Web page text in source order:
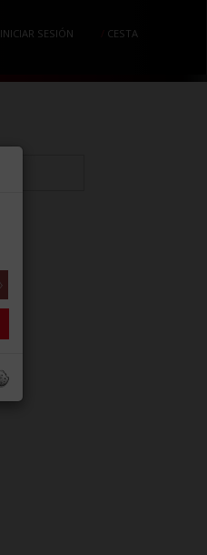
INICIAR SESIÓN CESTA